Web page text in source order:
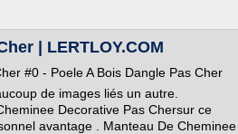
| LERTLOY.COM
#0 - Poele A Bois Dangle Pas Cher
de images liés un autre.
Decorative Pas Chersur ce
avantage . Manteau De Cheminee